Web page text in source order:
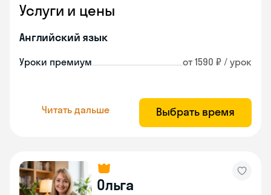
Услуги и цены
Английский язык
Уроки премиум от 1590 ₽ / урок
Читать дальше Выбрать время
Ольга